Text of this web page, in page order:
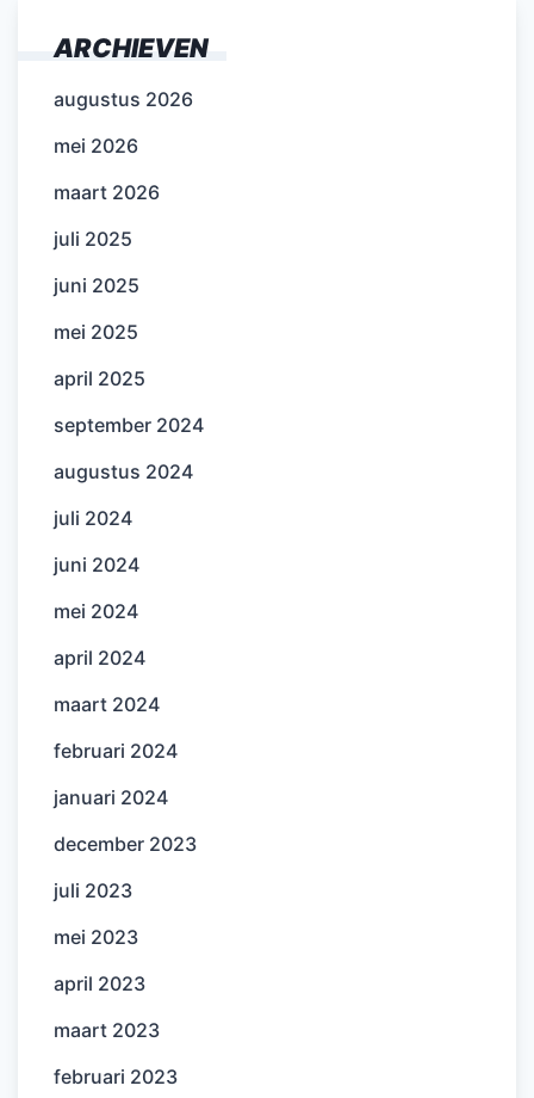
ARCHIEVEN
augustus 2026
mei 2026
maart 2026
juli 2025
juni 2025
mei 2025
april 2025
september 2024
augustus 2024
juli 2024
juni 2024
mei 2024
april 2024
maart 2024
februari 2024
januari 2024
december 2023
juli 2023
mei 2023
april 2023
maart 2023
februari 2023